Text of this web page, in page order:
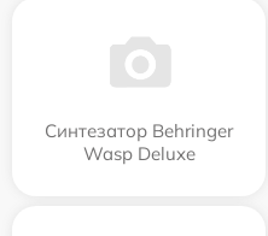
Синтезатор Behringer
Wasp Deluxe